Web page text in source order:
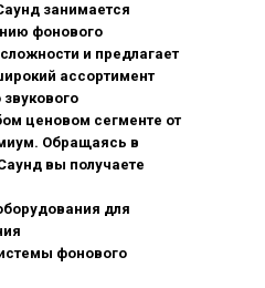
занимается
фонового
и предлагает
ассортимент
ценовом сегменте от
Обращаясь в
вы получаете
для
фонового